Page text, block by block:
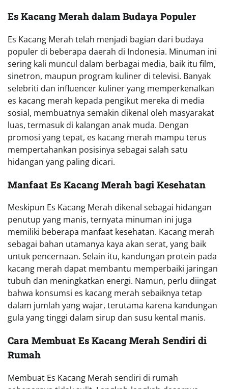
Es Kacang Merah dalam Budaya Populer
Es Kacang Merah telah menjadi bagian dari budaya
populer di beberapa daerah di Indonesia. Minuman ini
sering kali muncul dalam berbagai media, baik itu film,
sinetron, maupun program kuliner di televisi. Banyak
selebriti dan influencer kuliner yang memperkenalkan
es kacang merah kepada pengikut mereka di media
sosial, membuatnya semakin dikenal oleh masyarakat
luas, termasuk di kalangan anak muda. Dengan
promosi yang tepat, es kacang merah mampu terus
mempertahankan posisinya sebagai salah satu
hidangan yang paling dicari.
Manfaat Es Kacang Merah bagi Kesehatan
Meskipun Es Kacang Merah dikenal sebagai hidangan
penutup yang manis, ternyata minuman ini juga
memiliki beberapa manfaat kesehatan. Kacang merah
sebagai bahan utamanya kaya akan serat, yang baik
untuk pencernaan. Selain itu, kandungan protein pada
kacang merah dapat membantu memperbaiki jaringan
tubuh dan meningkatkan energi. Namun, perlu diingat
bahwa konsumsi es kacang merah sebaiknya tetap
dalam jumlah yang wajar, terutama karena kandungan
gula yang tinggi dalam sirup dan susu kental manis.
Cara Membuat Es Kacang Merah Sendiri di
Rumah
Membuat Es Kacang Merah sendiri di rumah